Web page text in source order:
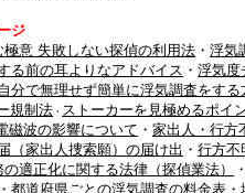
ジ
意 失敗しない探偵の利用法 ・浮気
る前の耳よりなアドバイス ・浮気度
分で無理せず簡単に浮気調査をする
規制法 ・ ストーカーを見極めるポイ
磁波の影響について ・家出人・行方
（家出人捜索願）の届け出 ・行方不
適正化に関する法律（探偵業法） ・
・都道府県ごとの浮気調査の料金表 ・